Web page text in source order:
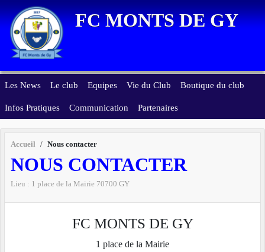
FC MONTS DE GY
Les News Le club Equipes Vie du Club Boutique du club
Infos Pratiques Communication Partenaires
Accueil Nous contacter
NOUS CONTACTER
Lieu : 1 place de la Mairie 70700 GY
FC MONTS DE GY
1 place de la Mairie
Panneau de gestion des cookies